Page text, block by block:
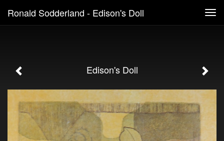
Ronald Sodderland - Edison's Doll
Edison's Doll